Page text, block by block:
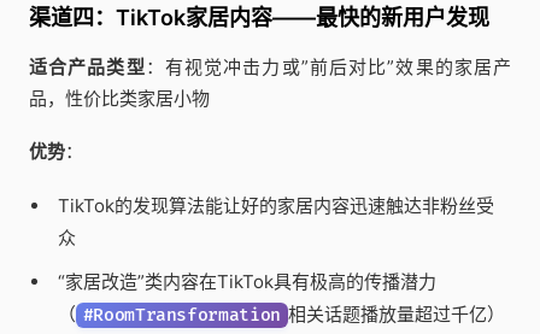
渠道四：TikTok家居内容——最快的新用户发现
适合产品类型 ：有视觉冲击力或”前后对比”效果的家居产
品，性价比类家居小物
优势：
TikTok的发现算法能让好的家居内容迅速触达非粉丝受
众
“家居改造”类内容在TikTok具有极高的传播潜力
（ #RoomTransformation 相关话题播放量超过千亿）